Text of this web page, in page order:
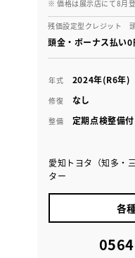
※ 価格は展示店にて8月
残価設定型クレジット
頭金・ボーナス払
年式 2024年(R6年)
修復 なし
整備 定期点検整備付
愛知トヨタ（知多・
ター
各